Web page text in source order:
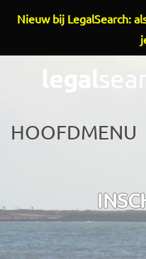
Overslaan en naar de
HOOFDMENU
Nieuw bij LegalSearch: